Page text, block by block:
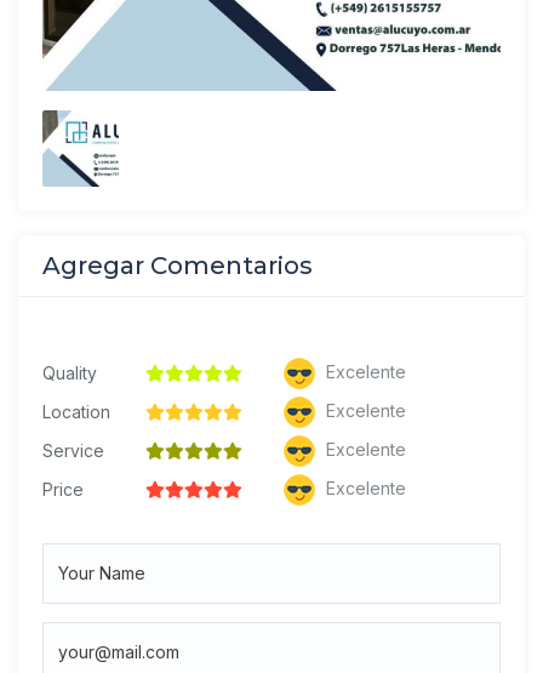
Agregar Comentarios
Quality
Excelente
Location
Excelente
Service
Excelente
Price
Excelente